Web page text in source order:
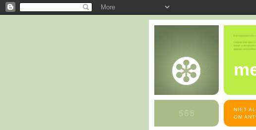
NIET
OM